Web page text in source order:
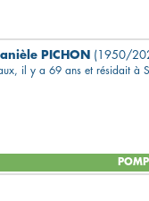
PICHON (1950/
il y a 69 ans et résidait à